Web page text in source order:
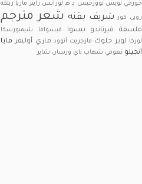
خورخي لويس بوورخيس د هـ لورانس راينر ماريا ريلكه
روبى كور شريف بقنه شعر مترجم
فلسفة فيرناندو بيسوا
فيسوافا شيمبورسكا
لوركا لويز جلوك مارجريت أتوود ماري أوليفر مايا
آنجيلو نعومي شهاب ناي ورسان شاير